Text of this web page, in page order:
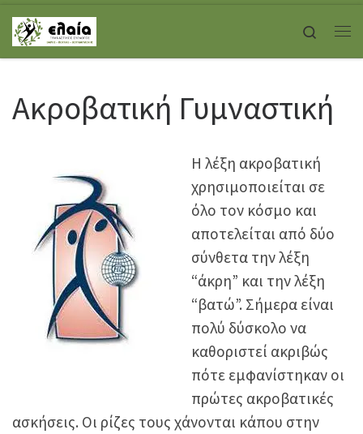
Skip to content
Search
Ακροβατική Γυμναστική
Η λέξη ακροβατική
χρησιμοποιείται σε
όλο τον κόσμο και
αποτελείται από δύο
σύνθετα την λέξη
“άκρη” και την λέξη
“βατώ”. Σήμερα είναι
πολύ δύσκολο να
καθοριστεί ακριβώς
πότε εμφανίστηκαν οι
πρώτες ακροβατικές
ασκήσεις. Οι ρίζες τους χάνονται κάπου στην